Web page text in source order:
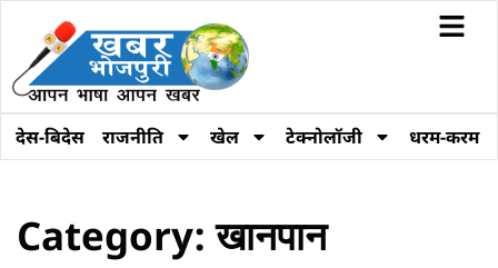
देस-बिदेस राजनीति खेल टेक्नोलॉजी धरम-करम
Category: खानपान